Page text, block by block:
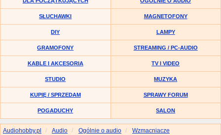
SŁUCHAWKI MAGNETOFONY
DIY LAMPY
GRAMOFONY STREAMING / PC-AUDIO
KABLE I AKCESORIA TV I VIDEO
STUDIO MUZYKA
KUPIĘ / SPRZEDAM SPRAWY FORUM
POGADUCHY SALON
Audiohobby.pl Audio Ogólnie o audio
Wzmacniacze